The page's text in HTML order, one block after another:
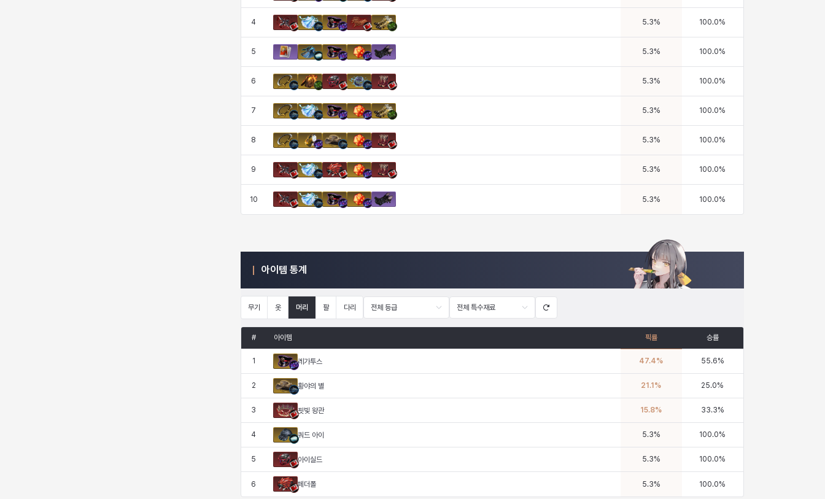
4 5.3% 100.0%
5 5.3% 100.0%
6 5.3% 100.0%
7 5.3% 100.0%
8 5.3% 100.0%
9 5.3% 100.0%
10 5.3% 100.0%
아이템 통계
무기 옷 머리 팔 다리 전체 등급 전체 특수재료
# 아이템 픽률 승률
1 레가투스 47.4% 55.6%
2 황야의 별 21.1 % 25.0%
3 핏빛 왕관 15.8% 33.3%
4 쿼드 아이 5.3% 100.0%
5 아이실드 5.3% 100.0%
6 페더폴 5.3% 100.0%